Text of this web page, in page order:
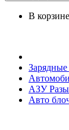
В
Зарядные
АЗУ
Авто